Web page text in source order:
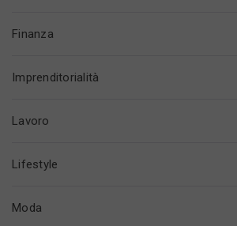
Finanza
Imprenditorialità
Lavoro
Lifestyle
Moda